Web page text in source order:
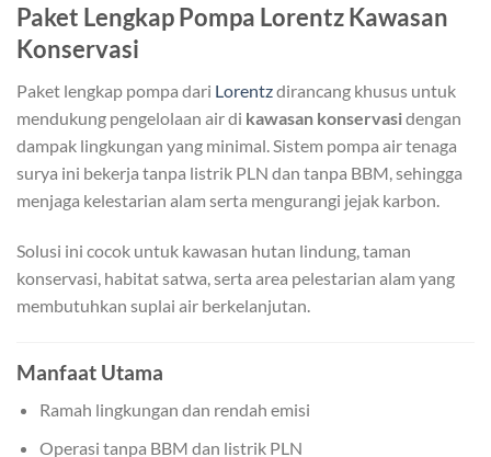
Paket Lengkap Pompa Lorentz Kawasan
Konservasi
Paket lengkap pompa dari Lorentzdirancang khusus untuk
mendukung pengelolaan air di kawasan konservasidengan
dampak lingkungan yang minimal. Sistem pompa air tenaga
surya ini bekerja tanpa listrik PLN dan tanpa BBM, sehingga
menjaga kelestarian alam serta mengurangi jejak karbon.
Solusi ini cocok untuk kawasan hutan lindung, taman
konservasi, habitat satwa, serta area pelestarian alam yang
membutuhkan suplai air berkelanjutan.
Manfaat Utama
Ramah lingkungan dan rendah emisi
Operasi tanpa BBM dan listrik PLN